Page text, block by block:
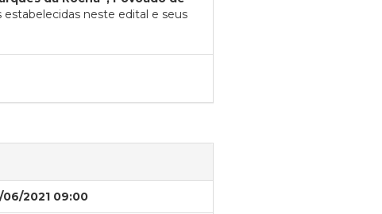
neste edital e seus
06/2021 09:00